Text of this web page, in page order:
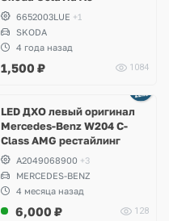
6652003LUE +1
SKODA
4 года назад
1,500 ₽ 1084
LED ДХО левый оригинал
Mercedes-Benz W204 C-
Class AMG рестайлинг
A2049068900 +3
MERCEDES-BENZ
4 месяца назад
6,000 ₽ 128